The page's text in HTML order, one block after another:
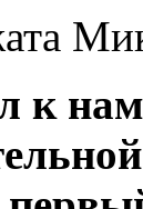
к нам